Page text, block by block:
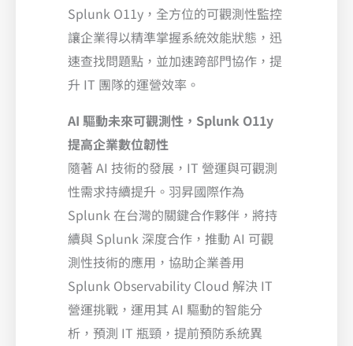
Splunk O11y，全方位的可觀測性監控
讓企業得以精準掌握系統效能狀態，迅
速查找問題點，並加速跨部門協作，提
升 IT 團隊的運營效率。
AI 驅動未來可觀測性，Splunk O11y
提高企業數位韌性
隨著 AI 技術的發展，IT 營運與可觀測
性需求持續提升。羽昇國際作為
Splunk 在台灣的關鍵合作夥伴，將持
續與 Splunk 深度合作，推動 AI 可觀
測性技術的應用，協助企業善用
Splunk Observability Cloud 解決 IT
營運挑戰，運用其 AI 驅動的智能分
析，預測 IT 瓶頸，提前預防系統異